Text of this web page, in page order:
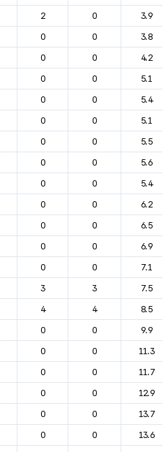
2 0
3.9
0 0
3.8
0 0
4.2
0 0
5.1
0 0
5.4
0 0
5.1
0 0
5.5
0 0
5.6
0 0
5.4
0 0
6.2
0 0
6.5
0 0
6.9
0 0
7.1
3 3
7.5
4 4
8.5
0 0
9.9
0 0
11.3
0 0
11.7
0 0
12.9
0 0
13.7
0 0
13.6